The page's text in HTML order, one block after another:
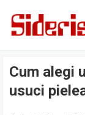
Cum alegi
usuci